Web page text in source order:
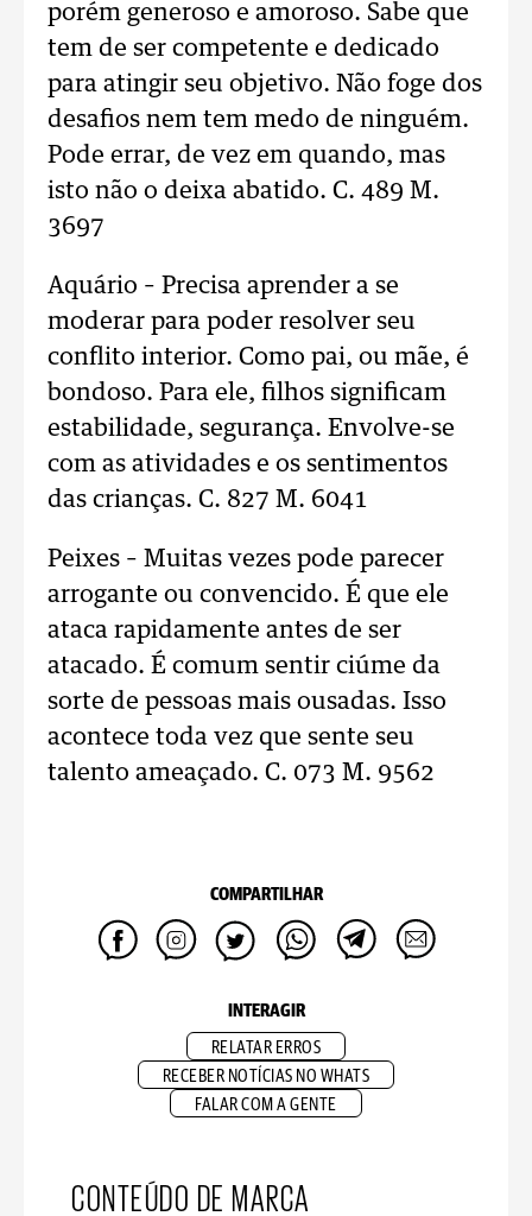
porém generoso e amoroso. Sabe que
tem de ser competente e dedicado
para atingir seu objetivo. Não foge dos
desafios nem tem medo de ninguém.
Pode errar, de vez em quando, mas
isto não o deixa abatido. C. 489 M.
3697
Aquário – Precisa aprender a se
moderar para poder resolver seu
conflito interior. Como pai, ou mãe, é
bondoso. Para ele, filhos significam
estabilidade, segurança. Envolve-se
com as atividades e os sentimentos
das crianças. C. 827 M. 6041
Peixes – Muitas vezes pode parecer
arrogante ou convencido. É que ele
ataca rapidamente antes de ser
atacado. É comum sentir ciúme da
sorte de pessoas mais ousadas. Isso
acontece toda vez que sente seu
talento ameaçado. C. 073 M. 9562
COMPARTILHAR
INTERAGIR
RELATAR ERROS
RECEBER NOTÍCIAS NO WHATS
FALAR COM A GENTE
CONTEÚDO DE MARCA